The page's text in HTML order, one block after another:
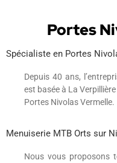
Portes
Spécialiste en Portes
Depuis 40 ans,
est basée à La
Portes Nivolas Vermelle.
Menuiserie MTB Orts sur
Nous vous proposons